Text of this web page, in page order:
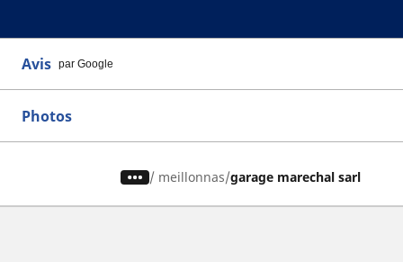
Avis par Google
Photos
/ meillonnas garage marechal sarl